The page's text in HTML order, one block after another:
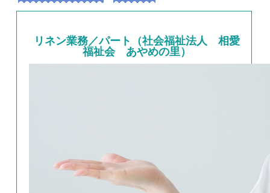
リネン業務／パート（社会福祉法人 相愛
福祉会 あやめの里）